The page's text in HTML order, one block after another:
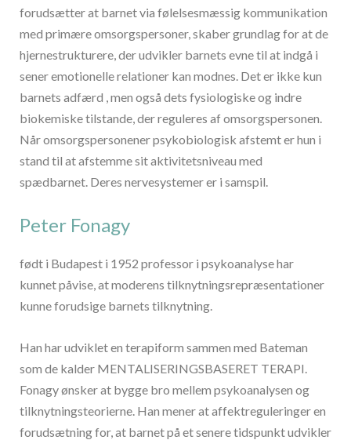
forudsætter at barnet via følelsesmæssig kommunikation
med primære omsorgspersoner, skaber grundlag for at de
hjernestrukturere, der udvikler barnets evne til at indgå i
sener emotionelle relationer kan modnes. Det er ikke kun
barnets adfærd , men også dets fysiologiske og indre
biokemiske tilstande, der reguleres af omsorgspersonen.
Når omsorgspersonener psykobiologisk afstemt er hun i
stand til at afstemme sit aktivitetsniveau med
spædbarnet. Deres nervesystemer er i samspil.
Peter Fonagy
født i Budapest i 1952 professor i psykoanalyse har
kunnet påvise, at moderens tilknytningsrepræsentationer
kunne forudsige barnets tilknytning.
Han har udviklet en terapiform sammen med Bateman
som de kalder MENTALISERINGSBASERET TERAPI.
Fonagy ønsker at bygge bro mellem psykoanalysen og
tilknytningsteorierne. Han mener at affektreguleringer en
forudsætning for, at barnet på et senere tidspunkt udvikler